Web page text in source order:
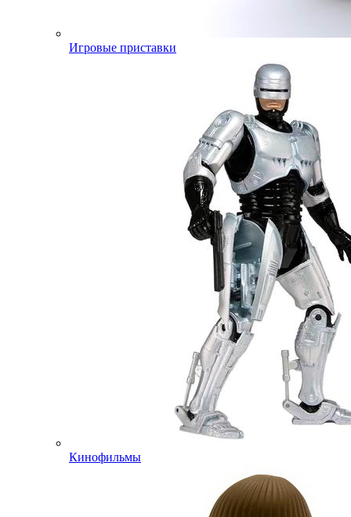
Игровые приставки
Кинофильмы